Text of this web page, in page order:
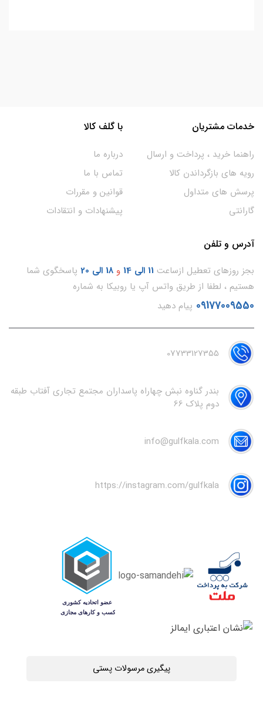
خدمات مشتریان
راهنما خرید ، پرداخت و ارسال
رویه های بازگرداندن کالا
پرسش های متداول
گارانتی
با گلف کالا
درباره ما
تماس با ما
قوانین و مقررات
پیشنهادات و انتقادات
آدرس و تلفن
بجز روزهای تعطیل ازساعت 11 الی 14 و 18 الی 20
پاسخگوی شما
هستیم ، لطفا از طریق واتس آپ یا روبیکا به شماره
09177009550 پیام دهید
07733127355
بندر گناوه نبش چهاراه پاسداران مجتمع تجاری آفتاب طبقه
دوم پلاک 66
info@gulfkala.com
https://instagram.com/gulfkala
پیگیری مرسولات پستی